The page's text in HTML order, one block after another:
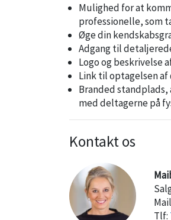
Mulighed for at
professionelle, som
Øge din
Adgang til
Logo og beskrivelse
Link til optagelsen
Branded
med deltagerne på
Kontakt os
Tlf: